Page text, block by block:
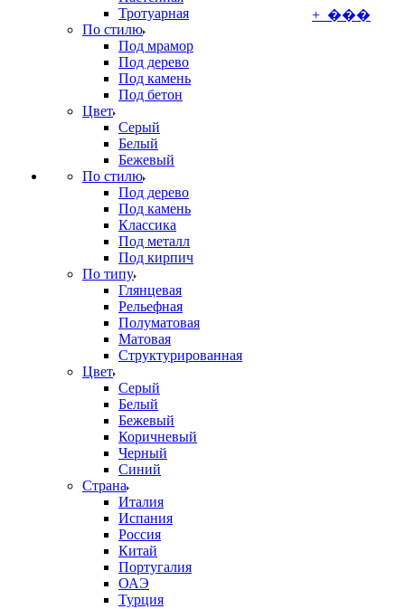
Тротуарная
По стилю
Под мрамор
Под дерево
Под камень
Под бетон
Цвет
Серый
Белый
Бежевый
По стилю
Под дерево
Под камень
Классика
Под металл
Под кирпич
По типу
Глянцевая
Рельефная
Полуматовая
Матовая
Структурированная
Цвет
Серый
Белый
Бежевый
Коричневый
Черный
Синий
Страна
Италия
Испания
Россия
Китай
Португалия
ОАЭ
Турция
+ ���